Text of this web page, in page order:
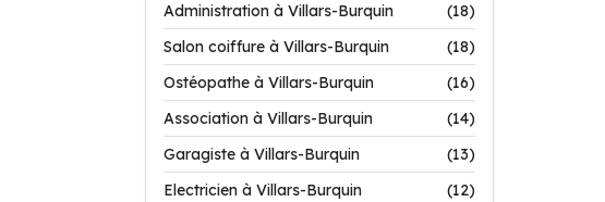
Administration à Villars-Burquin
(18)
Salon coiffure à Villars-Burquin
(18)
Ostéopathe à Villars-Burquin
(16)
Association à Villars-Burquin
(14)
Garagiste à Villars-Burquin
(13)
Electricien à Villars-Burquin
(12)